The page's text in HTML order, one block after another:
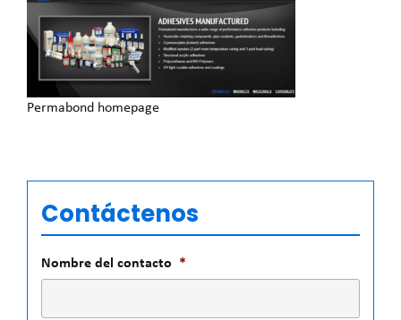
Permabond homepage
Contáctenos
Nombre del contacto *